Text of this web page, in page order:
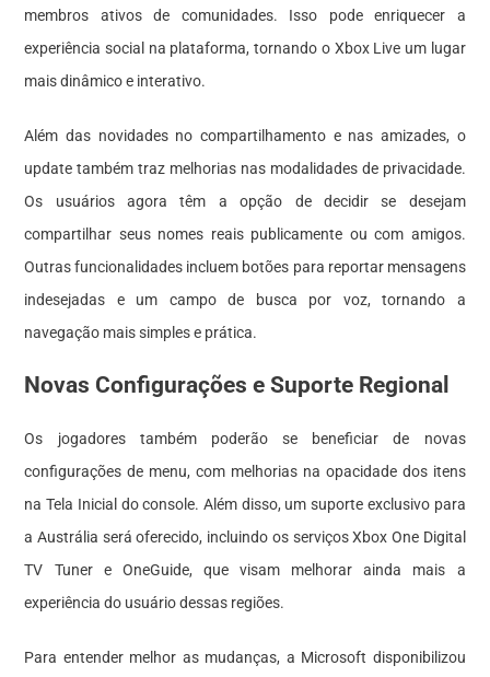
membros ativos de comunidades. Isso pode enriquecer a
experiência social na plataforma, tornando o Xbox Live um lugar
mais dinâmico e interativo.
Além das novidades no compartilhamento e nas amizades, o
update também traz melhorias nas modalidades de privacidade.
Os usuários agora têm a opção de decidir se desejam
compartilhar seus nomes reais publicamente ou com amigos.
Outras funcionalidades incluem botões para reportar mensagens
indesejadas e um campo de busca por voz, tornando a
navegação mais simples e prática.
Novas Configurações e Suporte Regional
Os jogadores também poderão se beneficiar de novas
configurações de menu, com melhorias na opacidade dos itens
na Tela Inicial do console. Além disso, um suporte exclusivo para
a Austrália será oferecido, incluindo os serviços Xbox One Digital
TV Tuner e OneGuide, que visam melhorar ainda mais a
experiência do usuário dessas regiões.
Para entender melhor as mudanças, a Microsoft disponibilizou